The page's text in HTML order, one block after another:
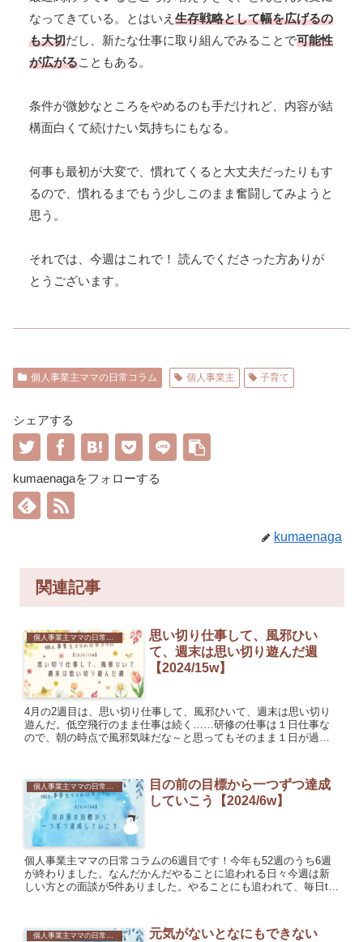
なってきている。とはいえ 生存戦略として幅を広げるの
も大切だし、新たな仕事に取り組んでみることで可能性
が広がることもある。
条件が微妙なところをやめるのも手だけれど、内容が結
構面白くて続けたい気持ちにもなる。
何事も最初が大変で、慣れてくると大丈夫だったりもす
るので、慣れるまでもう少しこのまま奮闘してみようと
思う。
それでは、今週はこれで！ 読んでくださった方ありが
とうございます。
個人事業主ママの日常コラム 個人事業主 子育て
シェアする
kumaenagaをフォローする
kumaenaga
関連記事
思い切り仕事して、風邪ひい
て、週末は思い切り遊んだ週
【2024/15w】
4月の2週目は、思い切り仕事して、風邪ひいて、週末は思い切り
遊んだ。低空飛行のまま仕事は続く……研修の仕事は１日仕事な
ので、朝の時点で風邪気味だな～と思ってもそのまま１日が過ぎ
目の前の目標から一つずつ達成
していこう【2024/6w】
個人事業主ママの日常コラムの6週目です！今年も52週のうち6週
が終わりました。なんだかんだやることに追われる日々今週は新
しい方との面談が5件ありました。やることにも追われて、毎日to
個人事業主ママの日常コラム
元気がないとなにもできない